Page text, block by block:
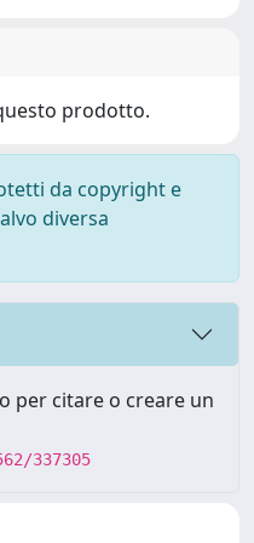
prodotto.
da copyright e
diversa
per citare o creare un
337305